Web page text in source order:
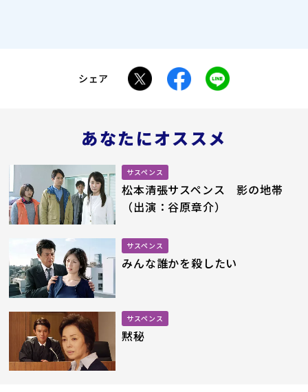
シェア
あなたにオススメ
サスペンス
松本清張サスペンス 影の地帯
（出演：谷原章介）
サスペンス
みんな誰かを殺したい
サスペンス
黙秘